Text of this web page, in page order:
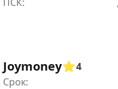
Joymoney
4
Срок: